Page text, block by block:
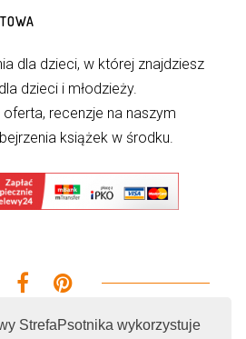
StrefaPsotnika wykorzystuje
dla dzieci, w której znajdziesz
dzieci i młodzieży.
recenzje na naszym
książek w środku.